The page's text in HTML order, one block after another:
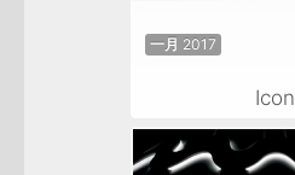
一月 2017
Icon